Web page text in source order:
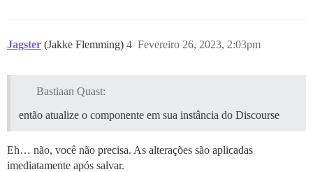
Jagster (Jakke Flemming) Fevereiro 26, 2023, 2:03pm
4
Bastiaan Quast:
então atualize o componente em sua instância do Discourse
Eh… não, você não precisa. As alterações são aplicadas
imediatamente após salvar.